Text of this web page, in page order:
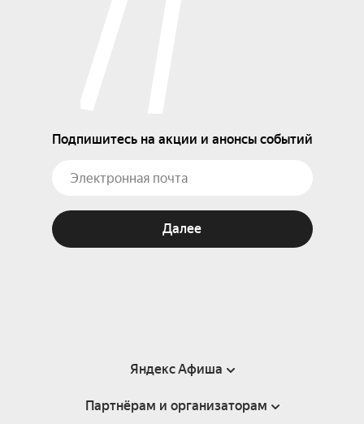
Подпишитесь на акции и анонсы событий
Далее
Яндекс Афиша
Справка
Партнёрам и организаторам